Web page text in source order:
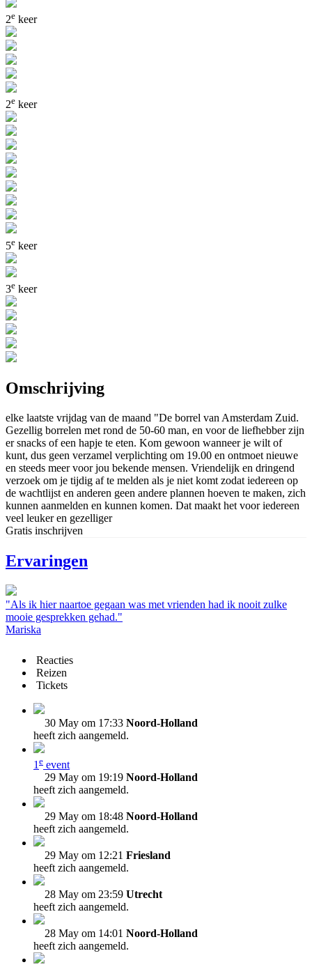
2e keer
2e keer
5e keer
3e keer
Omschrijving
elke laatste vrijdag van de maand "De borrel van Amsterdam Zuid.
Gezellig borrelen met rond de 50-60 man, en voor de liefhebber zijn
er snacks of een hapje te eten. Kom gewoon wanneer je wilt of
kunt, dus geen verzamel verplichting om 19.00 en ontmoet nieuwe
en steeds meer voor jou bekende mensen. Vriendelijk en dringend
verzoek om je tijdig af te melden als je niet komt zodat iedereen op
de wachtlijst en anderen geen andere plannen hoeven te maken, zich
kunnen aanmelden en kunnen komen. Dat maakt het voor iedereen
veel leuker en gezelliger
Gratis inschrijven
Ervaringen
"Als ik hier naartoe gegaan was met vrienden had ik nooit zulke
mooie gesprekken gehad."
Mariska
Reacties
Reizen
Tickets
30 May om 17:33 Noord-Holland
heeft zich aangemeld.
1 e event
29 May om 19:19 Noord-Holland
heeft zich aangemeld.
29 May om 18:48 Noord-Holland
heeft zich aangemeld.
29 May om 12:21 Friesland
heeft zich aangemeld.
28 May om 23:59 Utrecht
heeft zich aangemeld.
28 May om 14:01 Noord-Holland
heeft zich aangemeld.